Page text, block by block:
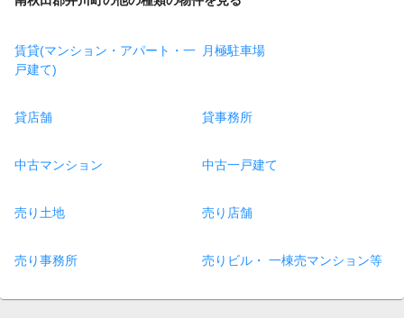
賃貸(マンション・アパート・一
戸建て)
月極駐車場
貸店舗 貸事務所
中古マンション 中古一戸建て
売り土地 売り店舗
売り事務所 売りビル・ 一棟売マンション等